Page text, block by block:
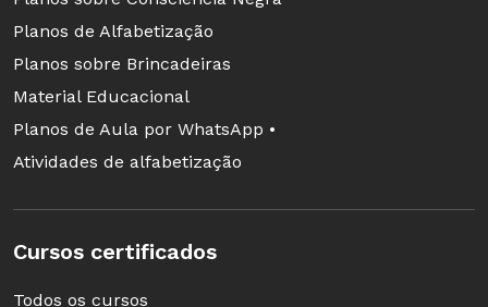
38,90 reais
Planos de Alfabetização
Planos sobre Brincadeiras
Material Educacional
Planos de Aula por WhatsApp •
Atividades de alfabetização
Cursos certificados
Todos os cursos